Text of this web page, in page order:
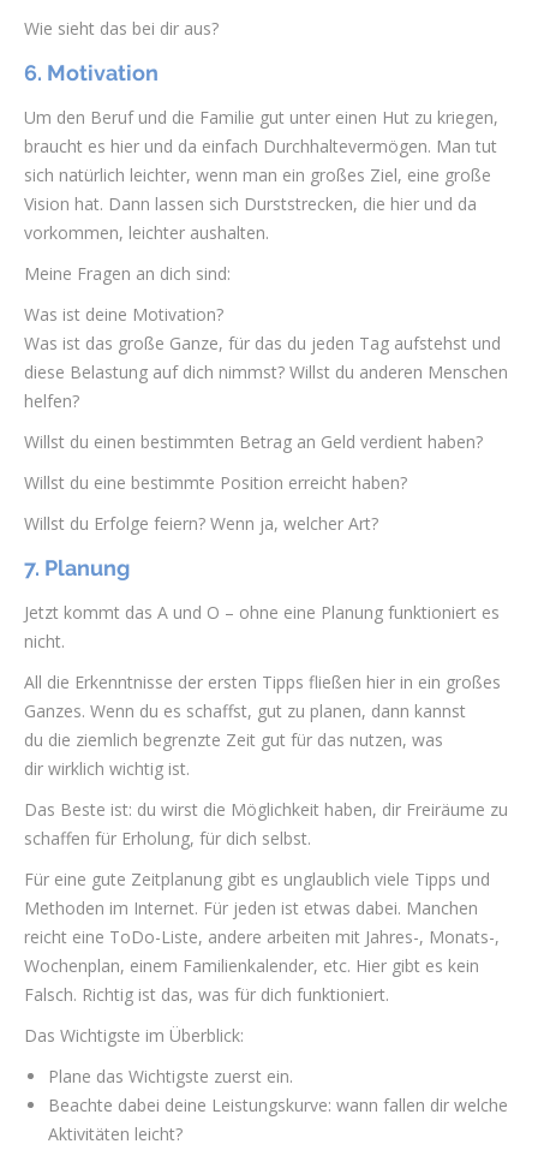
Wie sieht das bei dir aus?
6. Motivation
Um den Beruf und die Familie gut unter einen Hut zu kriegen,
braucht es hier und da einfach Durchhaltevermögen. Man tut
sich natürlich leichter, wenn man ein großes Ziel, eine große
Vision hat. Dann lassen sich Durststrecken, die hier und da
vorkommen, leichter aushalten.
Meine Fragen an dich sind:
Was ist deine Motivation?
Was ist das große Ganze, für das du jeden Tag aufstehst und
diese Belastung auf dich nimmst? Willst du anderen Menschen
helfen?
Willst du einen bestimmten Betrag an Geld verdient haben?
Willst du eine bestimmte Position erreicht haben?
Willst du Erfolge feiern? Wenn ja, welcher Art?
7. Planung
Jetzt kommt das A und O – ohne eine Planung funktioniert es
nicht.
All die Erkenntnisse der ersten Tipps fließen hier in ein großes
Ganzes. Wenn du es schaffst, gut zu planen, dann kannst
du die ziemlich begrenzte Zeit gut für das nutzen, was
dir wirklich wichtig ist.
Das Beste ist: du wirst die Möglichkeit haben, dir Freiräume zu
schaffen für Erholung, für dich selbst.
Für eine gute Zeitplanung gibt es unglaublich viele Tipps und
Methoden im Internet. Für jeden ist etwas dabei. Manchen
reicht eine ToDo-Liste, andere arbeiten mit Jahres-, Monats-,
Wochenplan, einem Familienkalender, etc. Hier gibt es kein
Falsch. Richtig ist das, was für dich funktioniert.
Das Wichtigste im Überblick:
Plane das Wichtigste zuerst ein.
Beachte dabei deine Leistungskurve: wann fallen dir welche
Aktivitäten leicht?